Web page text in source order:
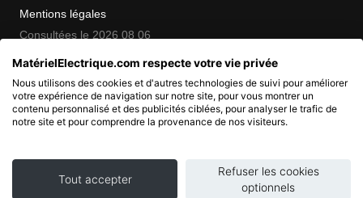
Mentions légales
Consultées le 2026 08 06
COPYRIGHT
© 2007 - 2026 Nimbanet
MatérielElectrique.com respecte votre vie privée
Nous utilisons des cookies et d'autres technologies de suivi pour améliorer
votre expérience de navigation sur notre site, pour vous montrer un
contenu personnalisé et des publicités ciblées, pour analyser le trafic de
notre site et pour comprendre la provenance de nos visiteurs.
Tout accepter
Refuser les cookies
optionnels